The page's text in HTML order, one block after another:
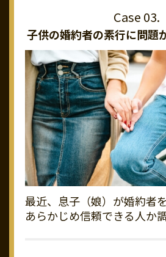
子供の婚約者の素行に問題
最近、息子（娘）が婚約者
あらかじめ信頼できる人か